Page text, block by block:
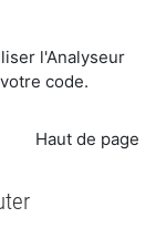
l'Analyseur
code.
Haut de page